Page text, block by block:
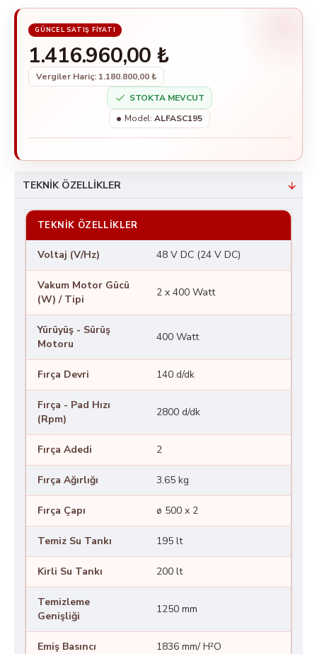
Restoranlar
Alışveriş Merkezleri
Oteller
Üniversiteler
Dass Alfa SC195, geniş alanların hijyenik ve konforlu
bir şekilde temizlenmesi için mükemmel bir
seçenektir.
1.416.960,00 ₺
Vergiler Hariç: 1.180.800,00 ₺
STOKTA MEVCUT
Model: ALFASC195
TEKNIK ÖZELLIKLER
TEKNIK ÖZELLIKLER
Voltaj (V/Hz) 48 V DC (24 V DC)
Vakum Motor Gücü
(W) / Tipi
2 x 400 Watt
Yürüyüş - Sürüş
Motoru
400 Watt
Fırça Devri 140 d/dk
Fırça - Pad Hızı
(Rpm)
2800 d/dk
Fırça Adedi 2
Fırça Ağırlığı 3.65 kg
Fırça Çapı ø 500 x 2
Temiz Su Tankı 195 lt
Kirli Su Tankı 200 lt
Temizleme
Genişliği
1250 mm
Emiş Basıncı 1836 mm/ H²O